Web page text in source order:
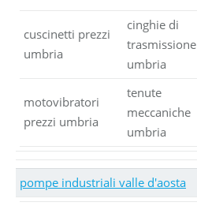
cuscinetti prezzi
umbria
cinghie di
trasmissione
umbria
motovibratori
prezzi umbria
tenute
meccaniche
umbria
pompe industriali valle d'aosta